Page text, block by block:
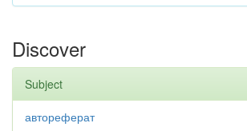
Discover
Subject
автореферат